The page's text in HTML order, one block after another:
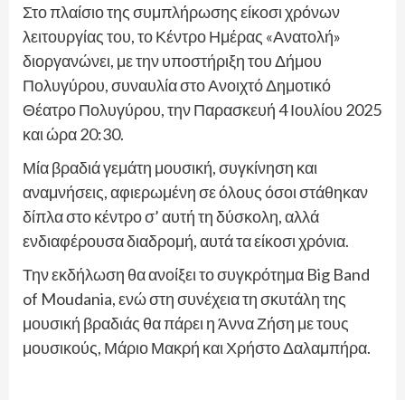
Στο πλαίσιο της συμπλήρωσης είκοσι χρόνων
λειτουργίας του, το Κέντρο Ημέρας «Ανατολή»
διοργανώνει, με την υποστήριξη του Δήμου
Πολυγύρου, συναυλία στο Ανοιχτό Δημοτικό
Θέατρο Πολυγύρου, την Παρασκευή 4 Ιουλίου 2025
και ώρα 20:30.
Μία βραδιά γεμάτη μουσική, συγκίνηση και
αναμνήσεις, αφιερωμένη σε όλους όσοι στάθηκαν
δίπλα στο κέντρο σ’ αυτή τη δύσκολη, αλλά
ενδιαφέρουσα διαδρομή, αυτά τα είκοσι χρόνια.
Την εκδήλωση θα ανοίξει το συγκρότημα Big Band
of Moudania, ενώ στη συνέχεια τη σκυτάλη της
μουσική βραδιάς θα πάρει η Άννα Ζήση με τους
μουσικούς, Μάριο Μακρή και Χρήστο Δαλαμπήρα.